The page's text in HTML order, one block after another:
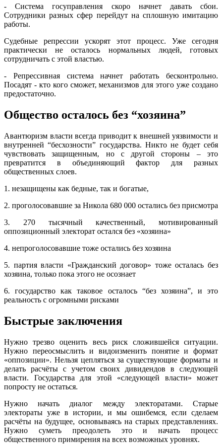
- Система госуправления скоро начнет давать сбои.
Сотрудники разных сфер перейдут на сплошную имитацию
работы.
Судебные репрессии ускорят этот процесс. Уже сегодня
практически не осталось нормальных людей, готовых
сотрудничать с этой властью.
- Репрессивная система начнет работать бесконтрольно.
Посадят - кто кого сможет, механизмов для этого уже создано
предостаточно.
Общество осталось без “хозяина”
Авантюризм власти всегда приводит к внешней уязвимости и
внутренней “бесхозности” государства. Никто не будет себя
чувствовать защищенным, но с другой стороны – это
превратится в объединяющий фактор для разных
общественных слоев.
1. незащищены как бедные, так и богатые,
2. проголосовавшие за Никола 680 000 остались без присмотра
3. 270 тысячный качественный, мотивированный
оппозиционный электорат остался без «хозяина»
4. непроголосовавшие тоже остались без хозяина
5. партия власти «Гражданский договор» тоже осталась без
хозяина, только пока этого не осознает
6. государство как таковое осталось “без хозяина”, и это
реальность с огромными рисками
Быстрые заключения
Нужно трезво оценить весь риск сложившейся ситуации.
Нужно переосмыслить и видоизменить понятие и формат
«оппозиции». Нельзя цепляться за существующие форматы и
делать расчёты с учетом своих дивидендов в следующей
власти. Государства для этой «следующей власти» может
попросту не остаться.
Нужно начать диалог между электоратами. Старые
электораты уже в истории, и мы ошибемся, если сделаем
расчёты на будущее, основываясь на старых представлениях.
Нужно суметь преодолеть это и начать процесс
общественного примирения на всех возможных уровнях.